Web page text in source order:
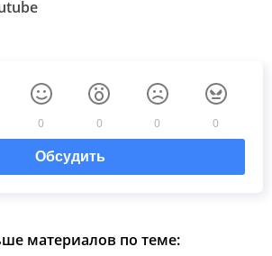
0 0 0 0
Обсудить
материалов по теме: